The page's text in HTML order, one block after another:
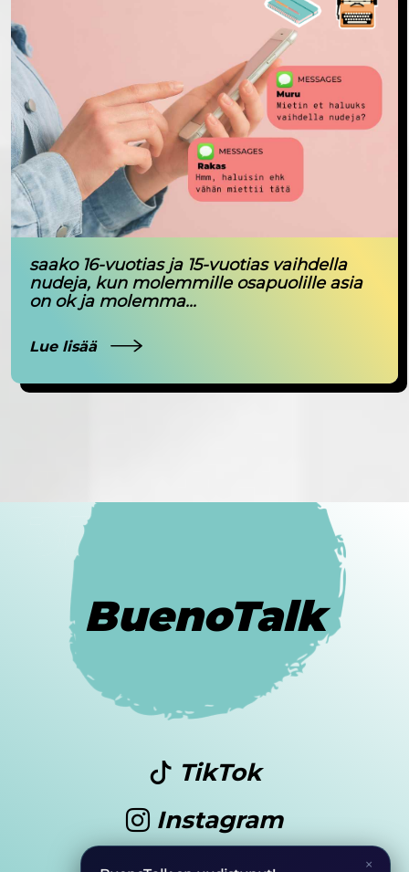
saako 16-vuotias ja 15-vuotias vaihdella
nudeja, kun molemmille osapuolille asia
on ok ja molemma...
Lue lisää
BuenoTalk
TikTok
Instagram
×